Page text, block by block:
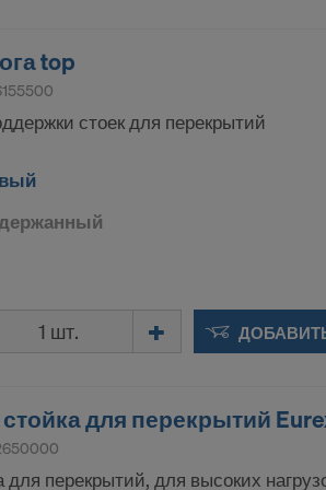
top
стоек для перекрытий
стойка для перекрытий
для перекрытий, для высоких
третьей страной, не
для вас в качестве
имеют доступ
а также в том, что у вас
права в отношении такой
различные приложения: